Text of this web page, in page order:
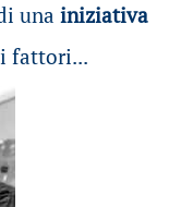
una iniziativa
fattori...